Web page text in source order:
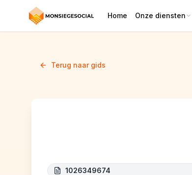
Home Onze diensten
Terug naar gids
1026349674